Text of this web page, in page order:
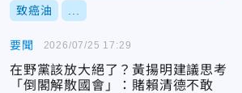
致癌油
要聞
在野黨該放大絕了？黃揚明建議思考
「倒閣解散國會」：賭賴清德不敢
2026/07/25 17:29